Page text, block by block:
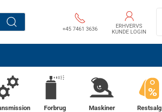
+45 7461 3636
ERHVERVS
KUNDE LOGIN
Forbrug Maskiner
%
Restsalg